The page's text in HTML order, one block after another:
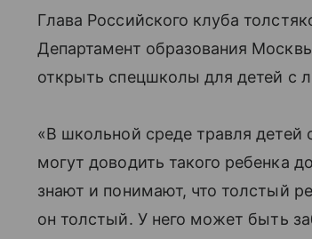
Глава Российского клуба
Департамент образования
открыть спецшколы для детей с
«В школьной среде травля детей
могут доводить такого ребенка
знают и понимают, что толстый
он толстый. У него может быть